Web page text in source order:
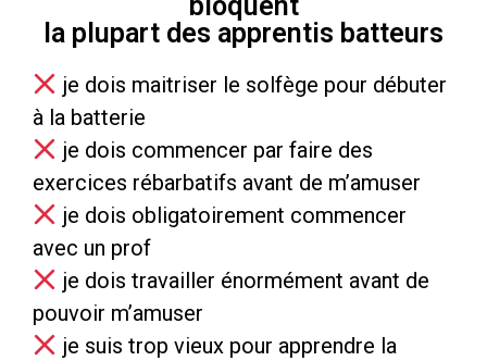
la plupart des apprentis batteurs
je dois maitriser le solfège pour débuter
à la batterie
je dois commencer par faire des
exercices rébarbatifs avant de m’amuser
je dois obligatoirement commencer
avec un prof
je dois travailler énormément avant de
pouvoir m’amuser
je suis trop vieux pour apprendre la